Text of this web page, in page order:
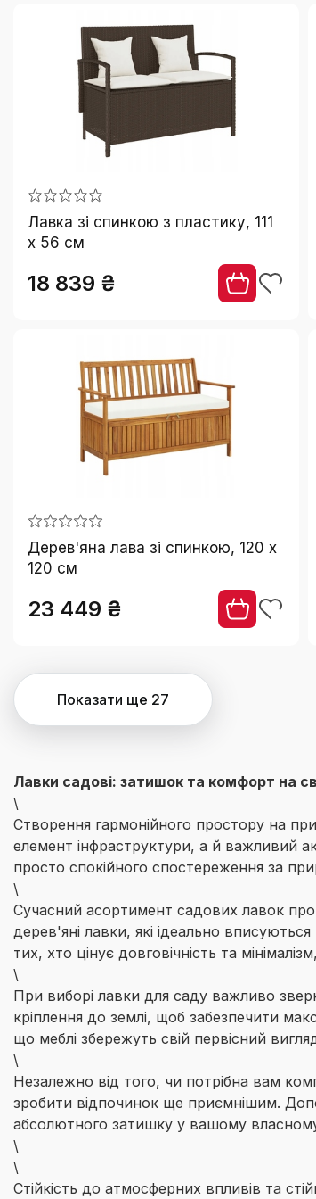
Лавка зі спинкою з пластику, 111
x 56 см
18 839 ₴
Дерев'яна лава зі спинкою, 120 x
120 см
23 449 ₴
Показати ще 27
Лавки садові: затишок та комфорт на
\
Створення гармонійного простору на
елемент інфраструктури, а й важливий
просто спокійного спостереження за
\
Сучасний асортимент садових лавок
дерев'яні лавки, які ідеально
тих, хто цінує довговічність та
\
При виборі лавки для саду важливо
кріплення до землі, щоб забезпечити
що меблі збережуть свій первісний
\
Незалежно від того, чи потрібна вам
зробити відпочинок ще приємнішим.
абсолютного затишку у вашому
\
\
Стійкість до атмосферних впливів та